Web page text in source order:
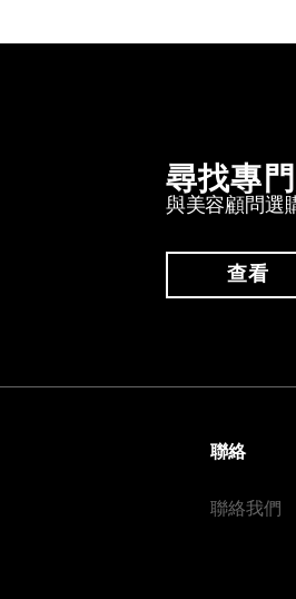
尋找專
與美容顧問選
查看
聯絡
聯絡我們